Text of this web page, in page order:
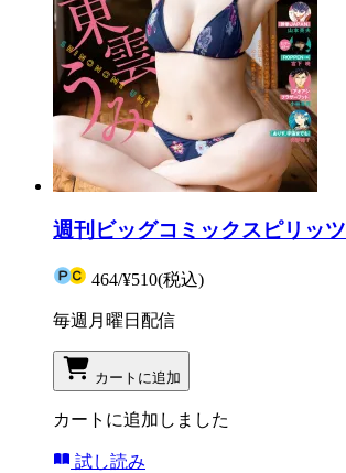
週刊ビッグコミックスピリッツ
464/¥510(税込)
毎週月曜日配信
カートに追加
カートに追加しました
試し読み